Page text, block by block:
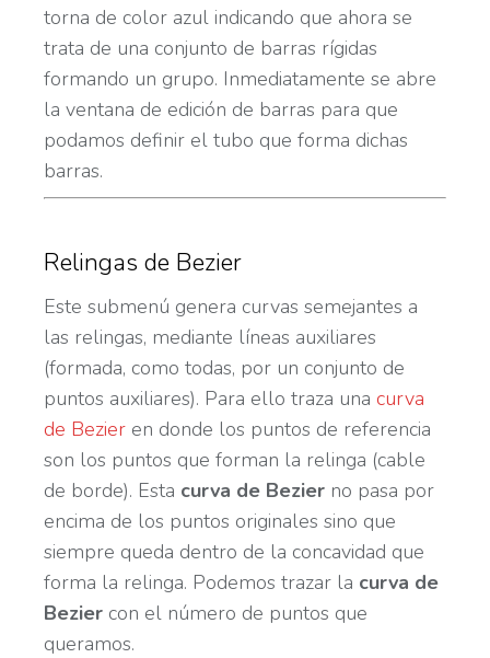
torna de color azul indicando que ahora se
trata de una conjunto de barras rígidas
formando un grupo. Inmediatamente se abre
la ventana de edición de barras para que
podamos definir el tubo que forma dichas
barras.
Relingas de Bezier
Este submenú genera curvas semejantes a
las relingas, mediante líneas auxiliares
(formada, como todas, por un conjunto de
puntos auxiliares). Para ello traza una curva
de Bezier en donde los puntos de referencia
son los puntos que forman la relinga (cable
de borde). Esta curva de Bezier no pasa por
encima de los puntos originales sino que
siempre queda dentro de la concavidad que
forma la relinga. Podemos trazar la curva de
Bezier con el número de puntos que
queramos.